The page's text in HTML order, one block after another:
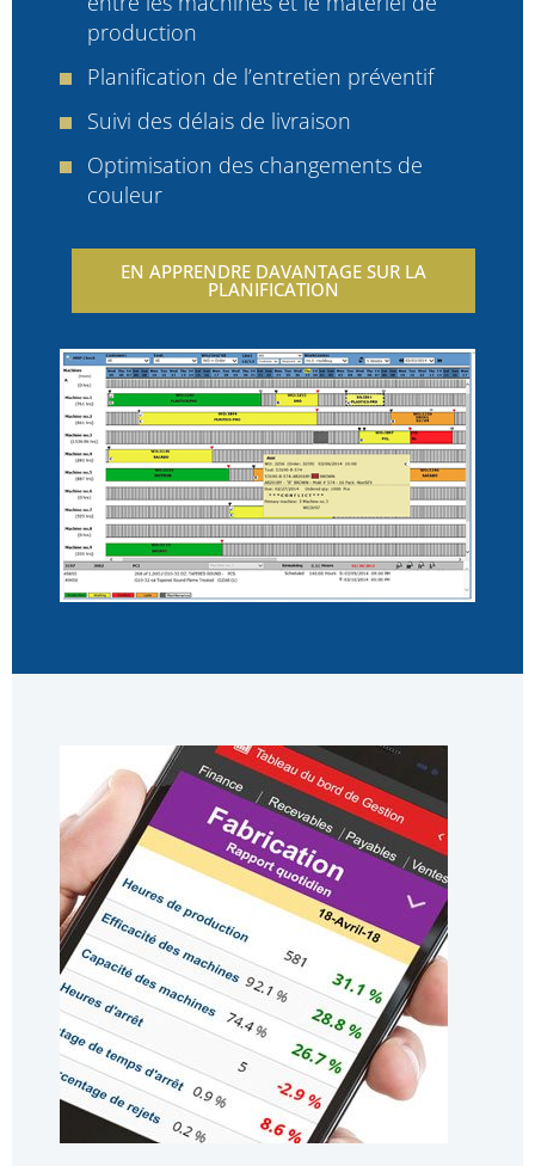
production
Planification de l’entretien préventif
Suivi des délais de livraison
Optimisation des changements de
couleur
EN APPRENDRE DAVANTAGE SUR LA
PLANIFICATION